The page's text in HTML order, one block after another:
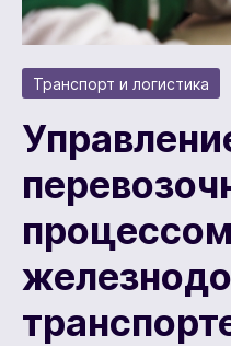
Транспорт и логистика